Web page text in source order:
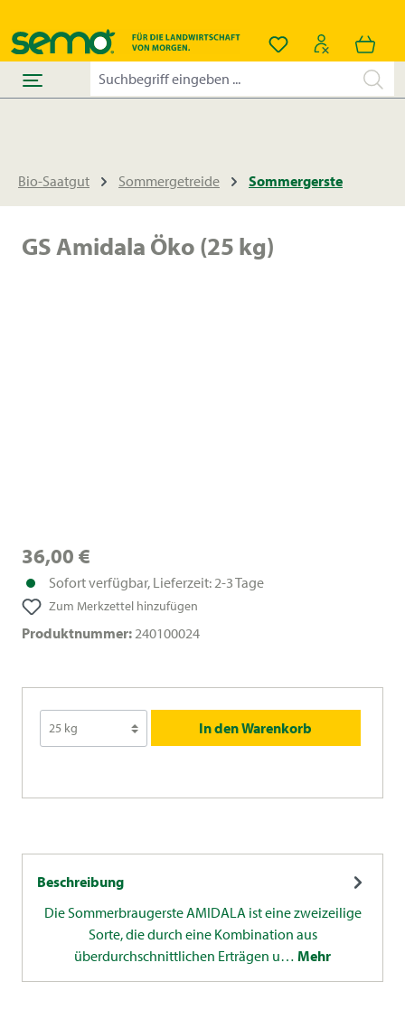
Du hast 0
Bio-Saatgut Sommergetreide Sommergerste
GS Amidala Öko (25 kg)
36,00 €
Sofort verfügbar, Lieferzeit: 2-3 Tage
Zum Merkzettel hinzufügen
Produktnummer:240100024
In den Warenkorb
Beschreibung
Die Sommerbraugerste AMIDALA ist eine zweizeilige
Sorte, die durch eine Kombination aus
überdurchschnittlichen Erträgen u… Mehr